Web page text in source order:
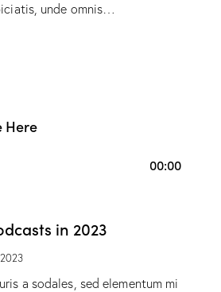
unde omnis…
Here
00:00
in 2023
a sodales, sed elementum mi